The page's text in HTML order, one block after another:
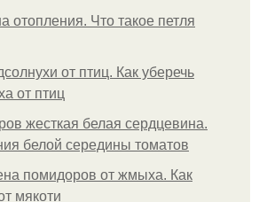
отопления. Что такое петля
от птиц. Как уберечь
от птиц
жесткая белая сердцевина.
белой середины томатов
помидоров от жмыха. Как
мякоти